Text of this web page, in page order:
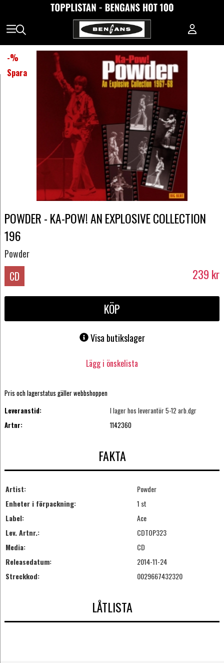
-%
Spara
POWDER - KA-POW! AN EXPLOSIVE COLLECTION
196
Powder
CD 239 kr
KÖP
Visa butikslager
Lägg i önskelista
Pris och lagerstatus gäller webbshoppen
Leveranstid:
I lager hos leverantör 5-12 arb.dgr
Artnr:
1142360
FAKTA
Artist:
Powder
Enheter i förpackning:
1 st
Label:
Ace
Lev. Artnr.:
CDTOP323
Media:
CD
Releasedatum:
2014-11-24
Streckkod:
0029667432320
LÅTLISTA